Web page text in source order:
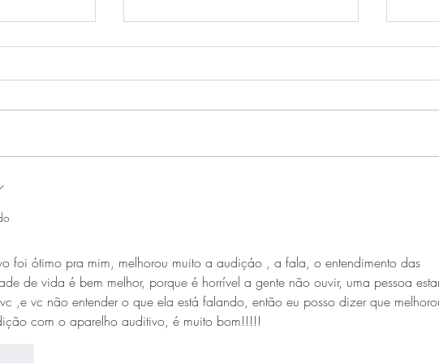
foi ótimo pra mim, melhorou muito a audiçáo , a fala, o entendimento das
de vida é bem melhor, porque é horrível a gente não ouvir, uma pessoa
,e vc não entender o que ela está falando, então eu posso dizer que
com o aparelho auditivo, é muito bom!!!!!